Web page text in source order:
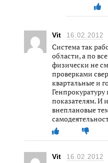
Vit 16.02.2012
Система так
области, а по
физически не
проверками
квартальные и
показателям. И
внеплановые
Vit 16.02.2012